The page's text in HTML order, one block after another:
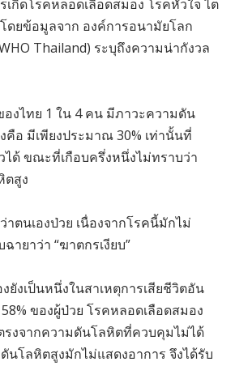
กิดโรคหลอดเลือดสมอง โรคหัวใจ ไต
ดยข้อมูลจาก องค์การอนามัยโลก
Thailand) ระบุถึงความน่ากังวล
องไทย 1 ใน 4 คน มีภาวะความดัน
คือ มีเพียงประมาณ 30% เท่านั้นที่
ด้ ขณะที่เกือบครึ่งหนึ่งไม่ทราบว่า
ตสูง
าตนเองป่วย เนื่องจากโรคนี้มักไม่
ายาว่า “ฆาตกรเงียบ”
ยังเป็นหนึ่งในสาเหตุการเสียชีวิตอัน
ของผู้ป่วย โรคหลอดเลือดสมอง
รงจากความดันโลหิตที่ควบคุมไม่ได้
นโลหิตสูงมักไม่แสดงอาการ จึงได้รับ